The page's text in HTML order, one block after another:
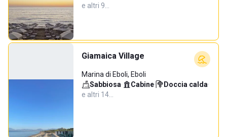
e altri 9…
Giamaica Village
Marina di Eboli, Eboli
Sabbiosa· Cabine· Doccia calda·
e altri 14…